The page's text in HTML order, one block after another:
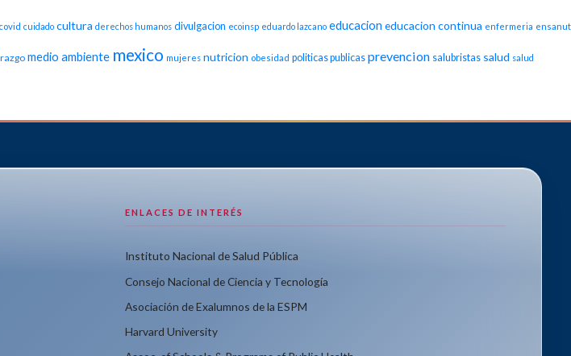
covid cuidado cultura derechos humanos divulgacion ecoinsp eduardo lazcano educacion educacion continua enfermeria ensanut
medio ambiente mexico mujeres nutricion obesidad politicas publicas prevencion salubristas salud salud
ENLACES DE INTERÉS
Instituto Nacional de Salud Pública
Consejo Nacional de Ciencia y Tecnología
Asociación de Exalumnos de la ESPM
Harvard University